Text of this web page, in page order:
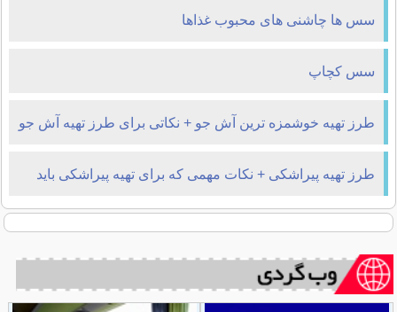
سس ها چاشنی های محبوب غذاها
سس کچاپ
طرز تهیه خوشمزه ترین آش جو + نکاتی برای طرز تهیه آش جو
طرز تهیه پیراشکی + نکات مهمی که برای تهیه پیراشکی باید
بدانید